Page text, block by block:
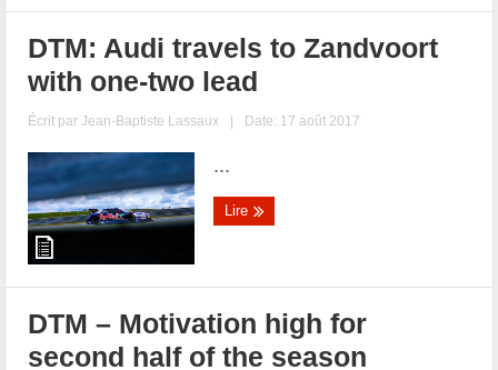
DTM: Audi travels to Zandvoort
with one-two lead
Écrit parJean-Baptiste Lassaux | Date: 17 août 2017
...
Lire
DTM – Motivation high for
second half of the season